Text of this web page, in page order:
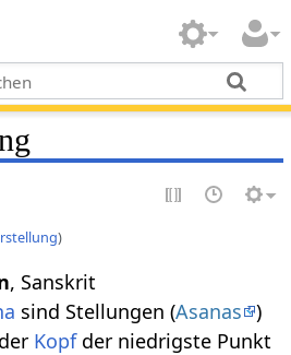
)
, Sanskrit
sind Stellungen (Asanas )
Kopfder niedrigste Punkt